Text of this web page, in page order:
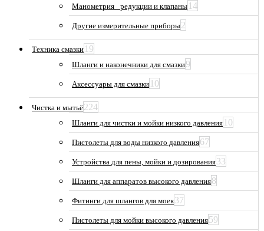
Манометрия_ редукции и клапаны 14
Другие измерительные приборы2
Техника смазки 19
Шланги и наконечники для смазки9
Аксессуары для смазки 10
Чистка и мытьё224
Шланги для чистки и мойки низкого давления 10
Пистолеты для воды низкого давления67
Устройства для пены, мойки и дозирования33
Шланги для аппаратов высокого давления8
Фитинги для шлангов для моек37
Пистолеты для мойки высокого давления59